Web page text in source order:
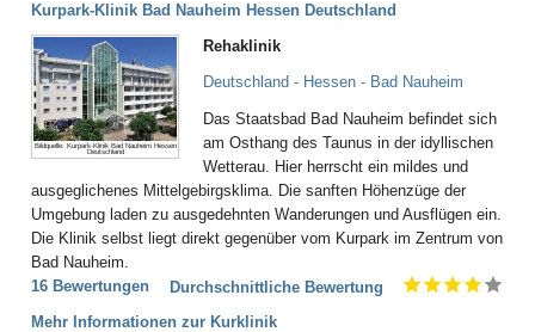
Kurpark-Klinik Bad Nauheim Hessen Deutschland
Bildquelle: Kurpark-Klinik Bad Nauheim Hessen
Deutschland
Rehaklinik
Deutschland - Hessen - Bad Nauheim
Das Staatsbad Bad Nauheim befindet sich
am Osthang des Taunus in der idyllischen
Wetterau. Hier herrscht ein mildes und
ausgeglichenes Mittelgebirgsklima. Die sanften Höhenzüge der
Umgebung laden zu ausgedehnten Wanderungen und Ausflügen ein.
Die Klinik selbst liegt direkt gegenüber vom Kurpark im Zentrum von
Bad Nauheim.
16 Bewertungen
Durchschnittliche Bewertung
Mehr Informationen zur Kurklinik